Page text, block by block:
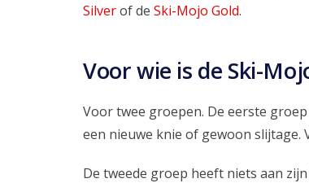
Silverof de Ski-Mojo Gold.
Voor wie is de Ski-
Voor twee groepen. De eerste
een nieuwe knie of gewoon slijtage.
De tweede groep heeft niets aan